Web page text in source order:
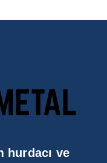
hurdacı ve